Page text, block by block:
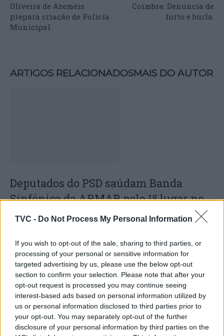
TVC - Do Not Process My Personal Information
If you wish to opt-out of the sale, sharing to third parties, or
processing of your personal or sensitive information for
targeted advertising by us, please use the below opt-out
section to confirm your selection. Please note that after your
opt-out request is processed you may continue seeing
interest-based ads based on personal information utilized by
us or personal information disclosed to third parties prior to
your opt-out. You may separately opt-out of the further
disclosure of your personal information by third parties on the
Oliveira de Azeméis
prepara criação de Polícia
Municipal
Coimbra: Denuncia de
furto e burla.
ARTIGOS RELACIONADOSMAIS DO AUTOR
Deputados do PSD saúdam Banda
Sinfónica da ARMAB pelo 1º lugar no
certame internacional de Valência
Capacita Jovem de Poiares aproxima